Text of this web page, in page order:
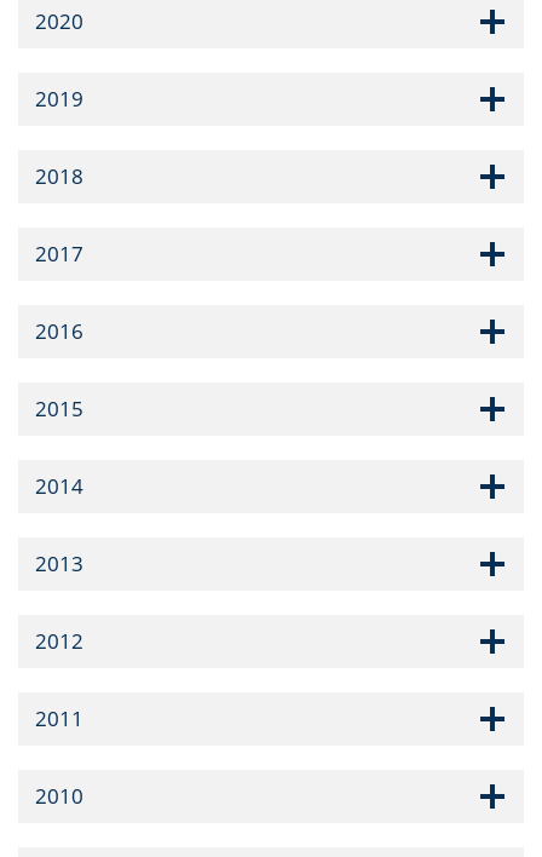
2020
2019
2018
2017
2016
2015
2014
2013
2012
2011
2010